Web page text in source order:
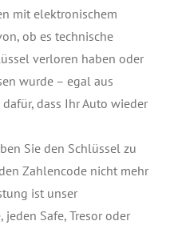
mit elektronischem
ob es technische
verloren haben oder
wurde – egal aus
dass Ihr Auto wieder
Sie den Schlüssel zu
Zahlencode nicht mehr
ist unser
Safe, Tresor oder